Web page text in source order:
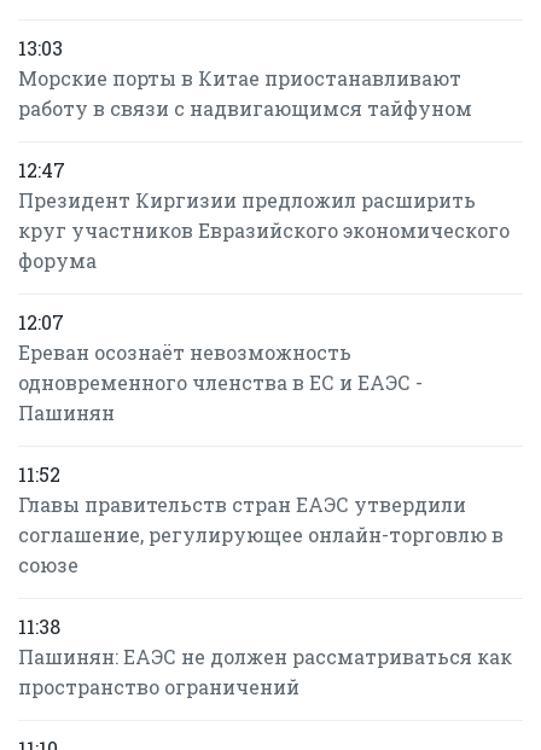
13:03
Морские порты в Китае приостанавливают
работу в связи с надвигающимся тайфуном
12:47
Президент Киргизии предложил расширить
круг участников Евразийского экономического
форума
12:07
Ереван осознаёт невозможность
одновременного членства в ЕС и ЕАЭС -
Пашинян
11:52
Главы правительств стран ЕАЭС утвердили
соглашение, регулирующее онлайн-торговлю в
союзе
11:38
Пашинян: ЕАЭС не должен рассматриваться как
пространство ограничений